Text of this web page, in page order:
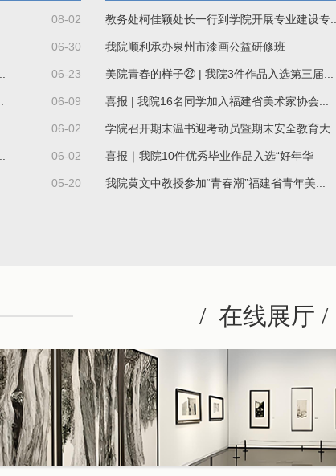
08-02
06-30
06-23
06-09
06-02
06-02
05-20
教务处柯佳颖处长一行到学院开展专业建设专...
我院顺利承办泉州市漆画公益研修班
美院青春的样子㉒ | 我院3件作品入选第三届...
喜报 | 我院16名同学加入福建省美术家协会...
学院召开期末温书迎考动员暨期末安全教育大...
喜报｜我院10件优秀毕业作品入选“好年华
我院黄文中教授参加“青春潮”福建省青年美...
/在线展厅 /